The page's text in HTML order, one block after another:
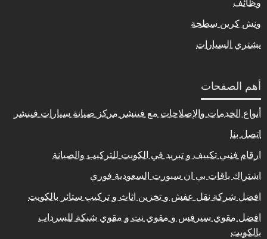
وظائف
ونش كرين سطحة
يشتري السيارات
أهم الصفحات
أنواع الخدمات والإصلاحات مع فينشر مركز صيانة سيارات فينشر
اتصل بنا
ارقام فنيي تكييف و تبريد في الكويت للتركيب والصيانة
اشتراك باقات بي ان سبورت السعودية فوري
افضل شركة نقل عفش و تخزين اثاث و تركيب ستائر بالكويت
افضل مقوي سيرفس و مقوي نت و مقوي شبكة للسرداب
بالكويت